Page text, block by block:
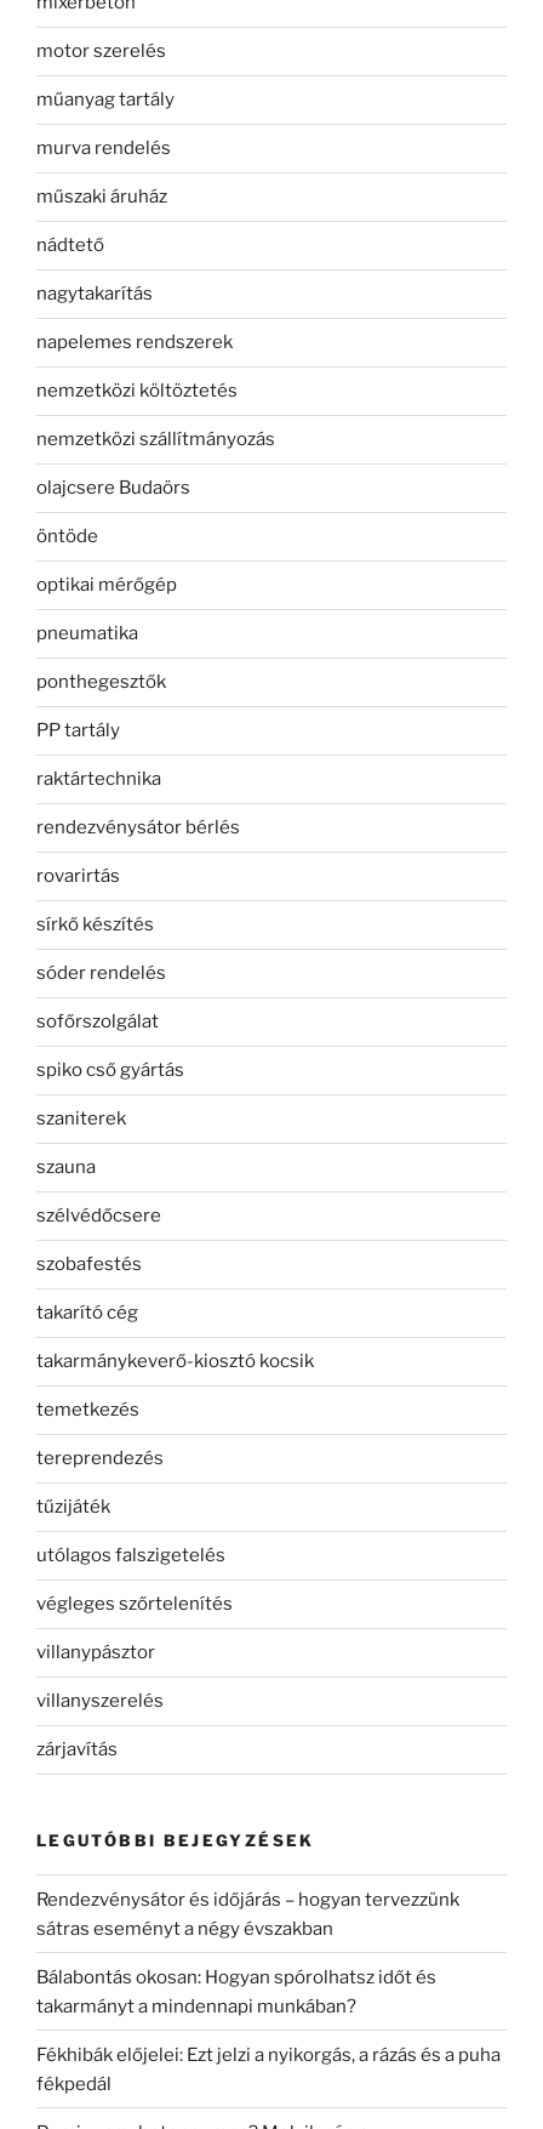
motor szerelés
műanyag tartály
murva rendelés
műszaki áruház
nádtető
nagytakarítás
napelemes rendszerek
nemzetközi költöztetés
nemzetközi szállítmányozás
olajcsere Budaörs
öntöde
optikai mérőgép
pneumatika
ponthegesztők
PP tartály
raktártechnika
rendezvénysátor bérlés
rovarirtás
sírkő készítés
sóder rendelés
sofőrszolgálat
spiko cső gyártás
szaniterek
szauna
szélvédőcsere
szobafestés
takarító cég
takarmánykeverő-kiosztó kocsik
temetkezés
tereprendezés
tűzijáték
utólagos falszigetelés
végleges szőrtelenítés
villanypásztor
villanyszerelés
zárjavítás
LEGUTÓBBI BEJEGYZÉSEK
Rendezvénysátor és időjárás – hogyan tervezzünk
sátras eseményt a négy évszakban
Bálabontás okosan: Hogyan spórolhatsz időt és
takarmányt a mindennapi munkában?
Fékhibák előjelei: Ezt jelzi a nyikorgás, a rázás és a puha
fékpedál